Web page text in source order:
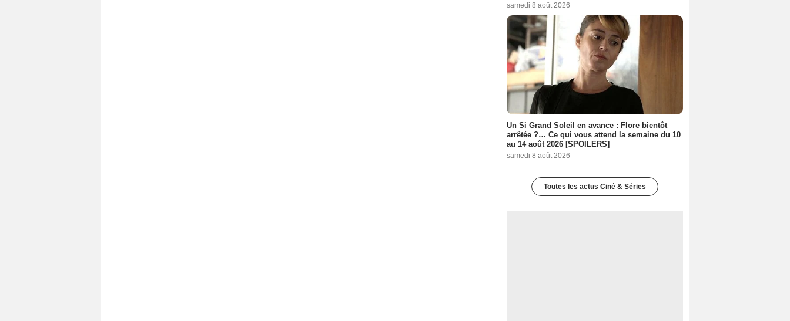
samedi 8 août 2026
Un Si Grand Soleil en avance : Flore bientôt
arrêtée ?… Ce qui vous attend la semaine du 10
au 14 août 2026 [SPOILERS]
samedi 8 août 2026
Toutes les actus Ciné & Séries